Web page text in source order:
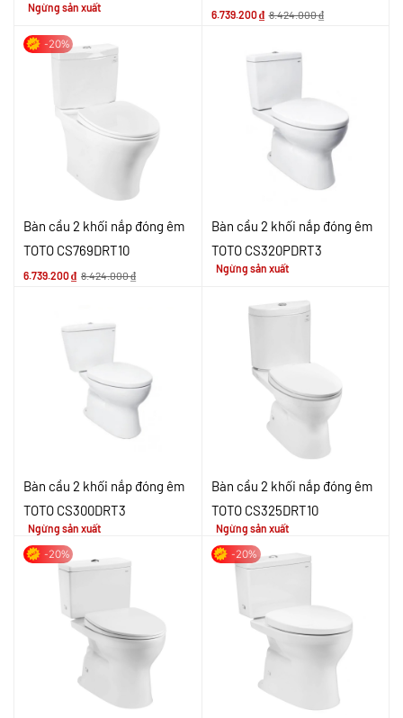
Ngừng sản xuất
6.739.200₫ 8.424.000₫
-20%
Bàn cầu 2 khối nắp đóng êm
TOTO CS769DRT10
6.739.200₫ 8.424.000₫
Bàn cầu 2 khối nắp đóng êm
TOTO CS320PDRT3
Ngừng sản xuất
Bàn cầu 2 khối nắp đóng êm
TOTO CS300DRT3
Ngừng sản xuất
Bàn cầu 2 khối nắp đóng êm
TOTO CS325DRT10
Ngừng sản xuất
-20% -20%